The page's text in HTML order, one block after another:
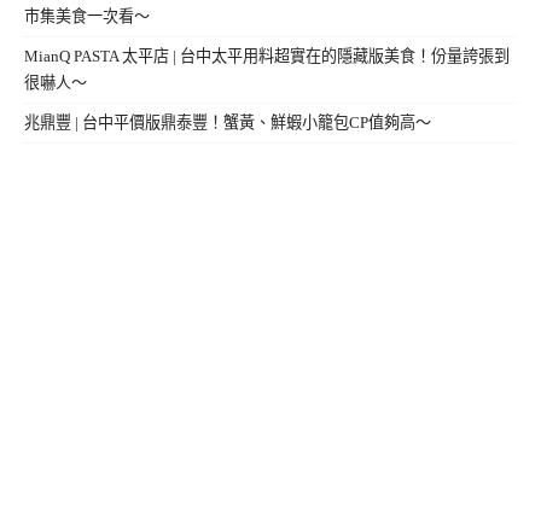
市集美食一次看～
MianQ PASTA 太平店 | 台中太平用料超實在的隱藏版美食！份量誇張到
很嚇人～
兆鼎豐 | 台中平價版鼎泰豐！蟹黃、鮮蝦小籠包CP值夠高～